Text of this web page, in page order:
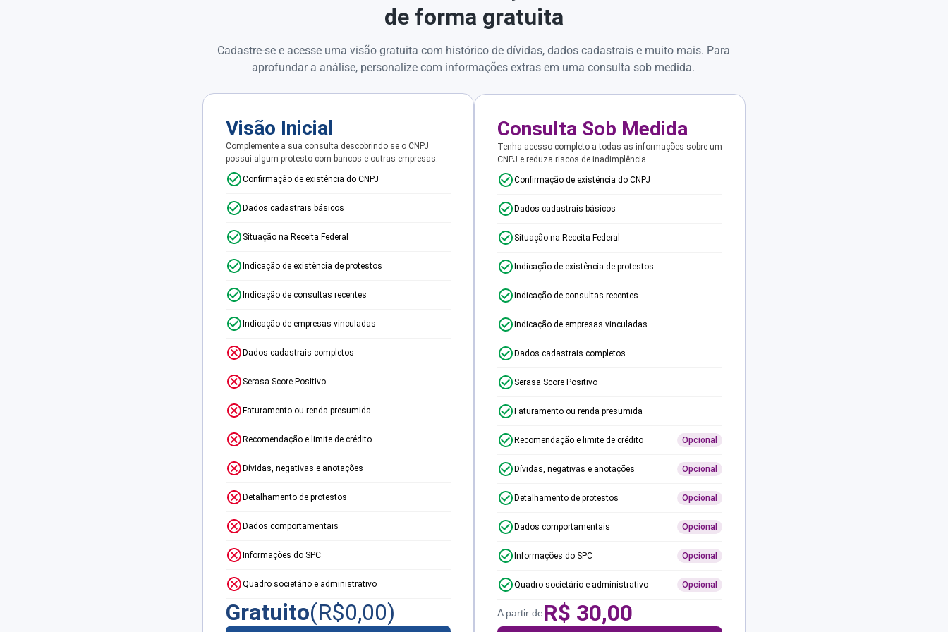
de forma gratuita
Cadastre-se e acesse uma visão gratuita com histórico de dívidas, dados cadastrais e muito mais. Para
aprofundar a análise, personalize com informações extras em uma consulta sob medida.
Visão Inicial
Complemente a sua consulta descobrindo se o CNPJ
possui algum protesto com bancos e outras empresas.
Confirmação de existência do CNPJ
Dados cadastrais básicos
Situação na Receita Federal
Indicação de existência de protestos
Indicação de consultas recentes
Indicação de empresas vinculadas
Dados cadastrais completos
Serasa Score Positivo
Faturamento ou renda presumida
Recomendação e limite de crédito
Dívidas, negativas e anotações
Detalhamento de protestos
Dados comportamentais
Informações do SPC
Quadro societário e administrativo
Gratuito(R$0,00)
Consulta Sob Medida
Tenha acesso completo a todas as informações sobre um
CNPJ e reduza riscos de inadimplência.
Confirmação de existência do CNPJ
Dados cadastrais básicos
Situação na Receita Federal
Indicação de existência de protestos
Indicação de consultas recentes
Indicação de empresas vinculadas
Dados cadastrais completos
Serasa Score Positivo
Faturamento ou renda presumida
Recomendação e limite de crédito Opcional
Dívidas, negativas e anotações Opcional
Detalhamento de protestos Opcional
Dados comportamentais Opcional
Informações do SPC Opcional
Quadro societário e administrativo Opcional
A partir deR$ 30,00